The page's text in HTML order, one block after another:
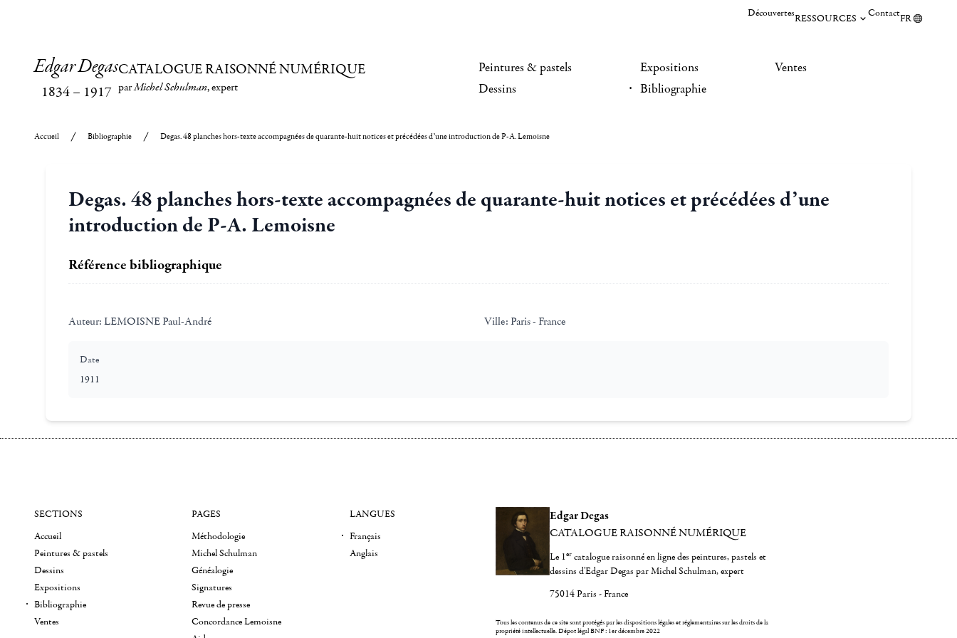
DécouvertesRESSOURCES ContactFR
Edgar Degas
1834– 1917
CATALOGUE RAISONNÉ NUMÉRIQUE
parMichel Schulman, expert
Peintures & pastels
Dessins
Expositions
Bibliographie
Ventes
Accueil Bibliographie Degas. 48 planches hors-texte accompagnées de quarante-huit notices et précédées d’une introduction de P-A. Lemoisne
Degas. 48 planches hors-texte accompagnées de quarante-huit notices et précédées d’une
introduction de P-A. Lemoisne
Référence bibliographique
Auteur: LEMOISNE Paul-André Ville: Paris - France
Date
1911
Edgar Degas
CATALOGUE RAISONNÉ NUMÉRIQUE
Le 1er catalogue raisonné en ligne des peintures, pastels et
dessins d'Edgar Degas par Michel Schulman, expert
75014 Paris - France
Tous les contenus de ce site sont protégés par les dispositions légales et réglementaires sur les droits de la
propriété intellectuelle.Dépot légal BNF : 1er décembre 2022
SECTIONS
Accueil
Peintures & pastels
Dessins
Expositions
Bibliographie
Ventes
PAGES
Méthodologie
Michel Schulman
Généalogie
Signatures
Revue de presse
Concordance Lemoisne
LANGUES
Français
Anglais